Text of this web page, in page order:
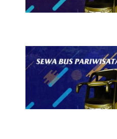
22 Juli 2026
Sewa Bus
Simpangan